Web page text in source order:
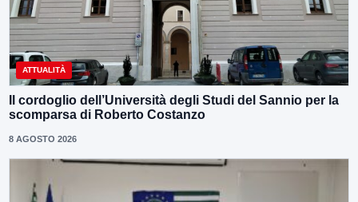
ATTUALITÀ
Il cordoglio dell’Università degli Studi del Sannio per la
scomparsa di Roberto Costanzo
8 AGOSTO 2026